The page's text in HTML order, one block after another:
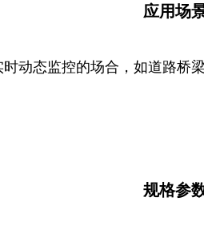
应用场
动态监控的场合，如道路桥
规格参